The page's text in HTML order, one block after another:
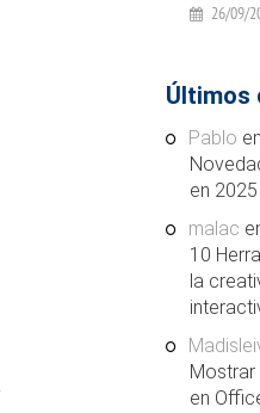
26/09/
Últimos
Pablo en
en 2025
malac
10
la
en